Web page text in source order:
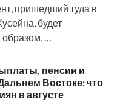
пришедший туда в
будет
…
пенсии и
Востоке: что
в августе